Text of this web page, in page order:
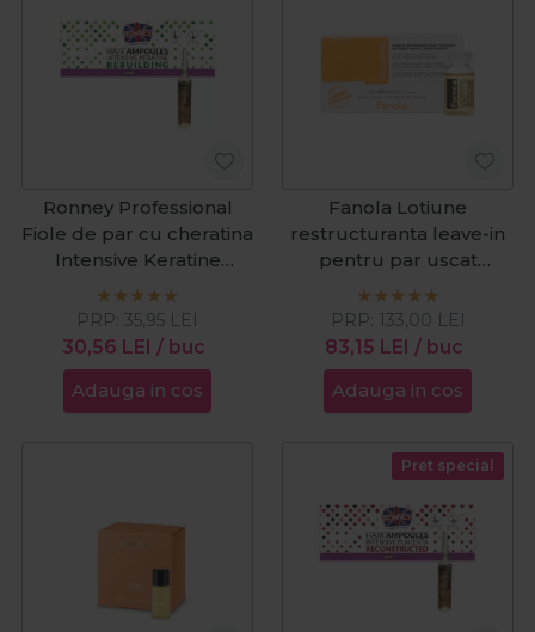
Ronney Professional
Fiole de par cu cheratina
Intensive Keratine
Rebuilding 6x10ml
30,56 LEI / buc
PRP: 35,95 LEI
Adauga in cos
Fanola Lotiune
restructuranta leave-in
pentru par uscat
Nourishing 12 fiole x
12ml
83,15 LEI / buc
PRP: 133,00 LEI
Adauga in cos
Pret special